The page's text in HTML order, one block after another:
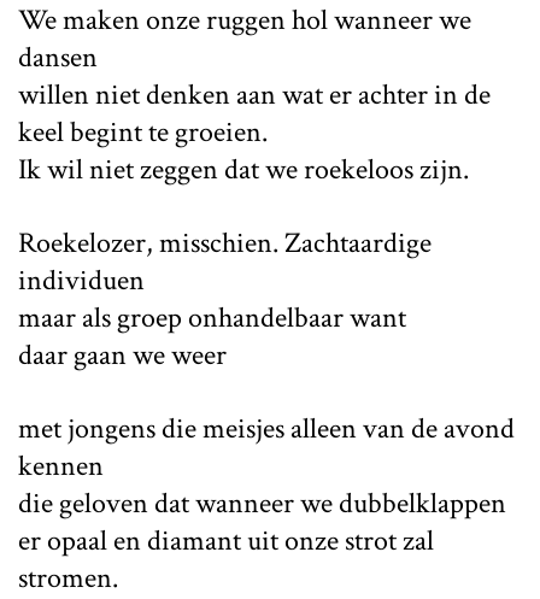
We maken onze ruggen hol wanneer we
dansen
willen niet denken aan wat er achter in de
keel begint te groeien.
Ik wil niet zeggen dat we roekeloos zijn.
Roekelozer, misschien. Zachtaardige
individuen
maar als groep onhandelbaar want
daar gaan we weer
met jongens die meisjes alleen van de avond
kennen
die geloven dat wanneer we dubbelklappen
er opaal en diamant uit onze strot zal
stromen.